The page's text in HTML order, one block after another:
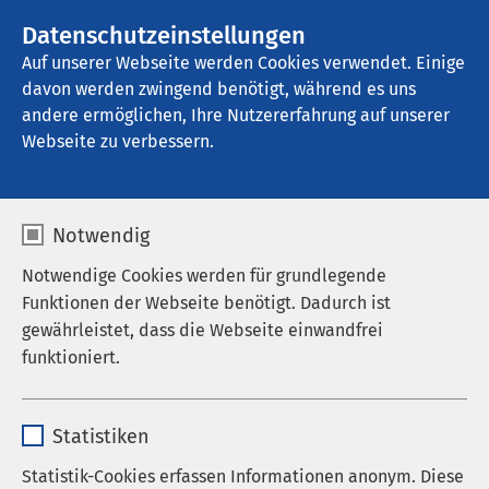
Datenschutzeinstellungen
Auf unserer Webseite werden Cookies verwendet. Einige
davon werden zwingend benötigt, während es uns
andere ermöglichen, Ihre Nutzererfahrung auf unserer
Webseite zu verbessern.
Notwendig
Notwendige Cookies werden für grundlegende
Funktionen der Webseite benötigt. Dadurch ist
gewährleistet, dass die Webseite einwandfrei
funktioniert.
Anbieter sgalinski
Statistiken
Statistik-Cookies erfassen Informationen anonym. Diese
AMEOS Klinikum Bad Aussee
11.05.2026 AMEOS Gruppe
Klinikum Friedrichshafen als
Level-II-Krankenhaus
erhalten
Dr. Axel Paeger, Vorsitzender des Vorstandes